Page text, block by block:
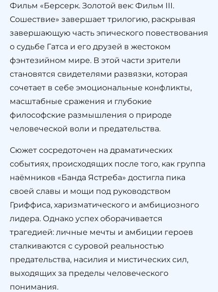
Фильм «Берсерк. Золотой век: Фильм III.
Сошествие» завершает трилогию, раскрывая
завершающую часть эпического повествования
о судьбе Гатса и его друзей в жестоком
фэнтезийном мире. В этой части зрители
становятся свидетелями развязки, которая
сочетает в себе эмоциональные конфликты,
масштабные сражения и глубокие
философские размышления о природе
человеческой воли и предательства.
Сюжет сосредоточен на драматических
событиях, происходящих после того, как группа
наёмников «Банда Ястреба» достигла пика
своей славы и мощи под руководством
Гриффиса, харизматического и амбициозного
лидера. Однако успех оборачивается
трагедией: личные мечты и амбиции героев
сталкиваются с суровой реальностью
предательства, насилия и мистических сил,
выходящих за пределы человеческого
понимания.